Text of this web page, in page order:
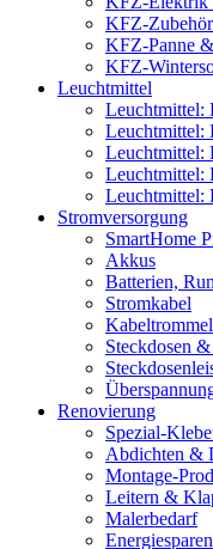
KFZ-Zubehör
KFZ-Panne
KFZ-
Leuchtmittel
Leuchtmittel:
Leuchtmittel:
Leuchtmittel:
Leuchtmittel:
Leuchtmittel:
Stromversorgung
SmartHome
Akkus
Batterien,
Stromkabel
Steckdosen
Renovierung
Spezial-
Abdichten &
Montage-
Leitern &
Malerbedarf
Energiesparen